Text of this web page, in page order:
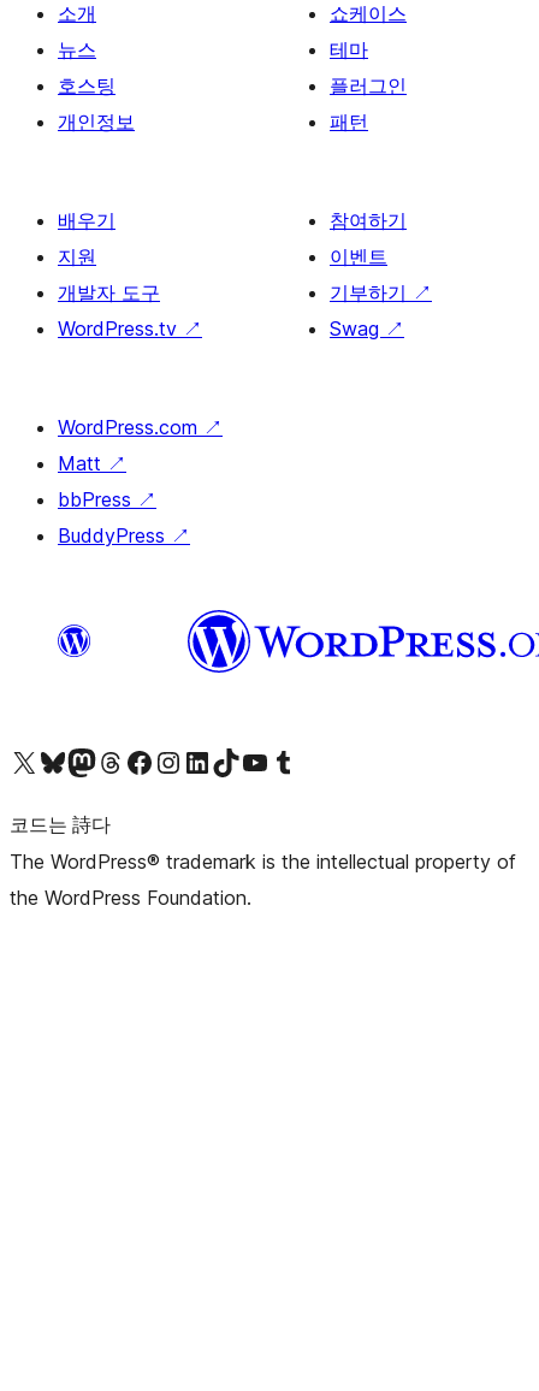
소개
뉴스
호스팅
개인정보
쇼케이스
테마
플러그인
패턴
배우기
지원
개발자 도구
WordPress.tv ↗
참여하기
이벤트
기부하기 ↗
Swag ↗
WordPress.com ↗
Matt ↗
bbPress ↗
BuddyPress ↗
X(이전 트위터) 계정 방문하기블루스카이 계정 방문하기마스토돈 계정 방문하기스레드 계정 방문하기 페이스북 페이지 방문하기인스타그램 계정 방문하기 LinkedIn 계정 방문하기틱톡 계정 방문하기유튜브 채널 방문하기 텀블러 계정 방문하기
코드는 詩다
The WordPress® trademark is the intellectual property of
the WordPress Foundation.